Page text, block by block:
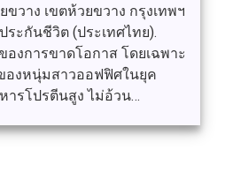
วาง เขตห้วยขวาง กรุงเทพฯ
ระกันชีวิต (ประเทศไทย).
องการขาดโอกาส โดยเฉพาะ
องหนุ่มสาวออฟฟิศในยุค
ารโปรตีนสูง ไม่อ้วน…